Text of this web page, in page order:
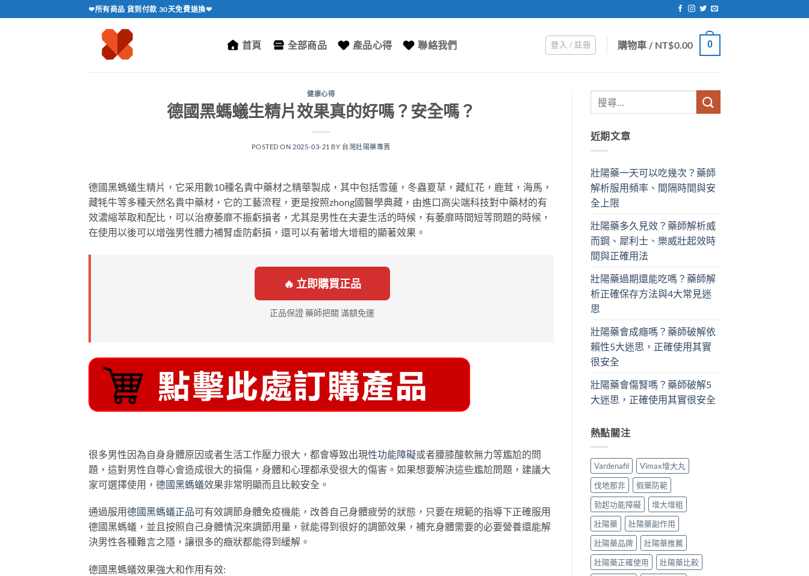
轉
❤所有商品 貨到付款 30天免費退換❤
首頁 全部商品 產品心得 聯絡我們 登入 / 註冊 購物車 / NT$0.00 0
健康心得
德國黑螞蟻生精片效果真的好嗎？安全嗎？
POSTED ON 2025-03-21 BY 台灣壯陽藥專賣
德國黑螞蟻生精片，它采用數10種名貴中藥材之精華製成，其中包括雪蓮，冬蟲夏草，藏紅花，鹿茸，海馬，
藏牦牛等多種天然名貴中藥材，它的工藝流程，更是按照zhong國醫學典藏，由進口高尖端科技對中藥材的有
效濃縮萃取和配比，可以治療萎靡不振虧損者，尤其是男性在夫妻生活的時候，有萎靡時間短等問題的時候，
在使用以後可以增強男性體力補腎虛防虧損，還可以有著增大增粗的顯著效果。
🔥 立即購買正品
正品保證 藥師把關 滿額免運
很多男性因為自身身體原因或者生活工作壓力很大，都會導致出現性功能障礙或者腰膝酸軟無力等尷尬的問
題，這對男性自尊心會造成很大的損傷，身體和心理都承受很大的傷害。如果想要解決這些尷尬問題，建議大
家可選擇使用， 德國黑螞蟻效果非常明顯而且比較安全。
通過服用德國黑螞蟻正品可有效調節身體免疫機能，改善自己身體疲勞的狀態，只要在規範的指導下正確服用
德國黑螞蟻，並且按照自己身體情況來調節用量，就能得到很好的調節效果，補充身體需要的必要營養還能解
決男性各種難言之隱，讓很多的癥狀都能得到緩解。
德國黑螞蟻效果強大和作用有效:
近期文章
壯陽藥一天可以吃幾次？藥師
解析服用頻率、間隔時間與安
全上限
壯陽藥多久見效？藥師解析威
而鋼、犀利士、樂威壯起效時
間與正確用法
壯陽藥過期還能吃嗎？藥師解
析正確保存方法與4大常見迷
思
壯陽藥會成癮嗎？藥師破解依
賴性5大迷思，正確使用其實
很安全
壯陽藥會傷腎嗎？藥師破解5
大迷思，正確使用其實很安全
熱點關注
Vardenafil
Vimax增大丸
伐地那非
假藥防範
勃起功能障礙
增大增粗
壯陽藥
壯陽藥副作用
壯陽藥品牌
壯陽藥推薦
壯陽藥正確使用
壯陽藥比較